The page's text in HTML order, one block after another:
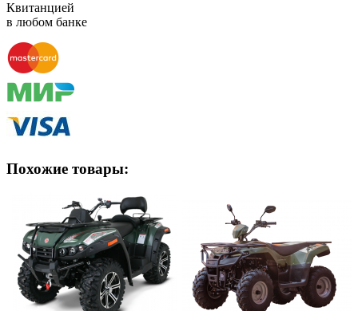
Квитанцией
в любом банке
Похожие товары: